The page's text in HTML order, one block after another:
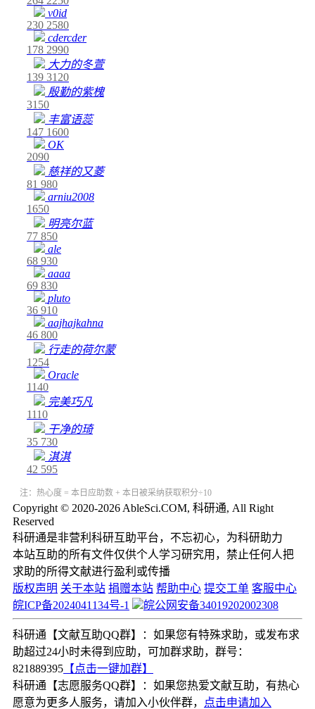
v0id
230 2580
cdercder
178 2990
大力的冬萱
139 3120
殷勤的紫槐
3150
丰富语蕊
147 1600
OK
2090
慈祥的又菱
81 980
arniu2008
1650
明亮尔蓝
77 850
ale
68 930
aaaa
69 830
pluto
36 910
aajhajkahna
46 800
行走的荷尔蒙
1254
Oracle
1140
完美巧凡
1110
干净的琦
35 730
淇淇
42 595
注：热心度 = 本日应助数 + 本日被采纳获取积分÷10
Copyright © 2020-2026 AbleSci.COM, 科研通, All Right
Reserved
科研通是非营利科研互助平台，不忘初心，为科研助力
本站互助的所有文件仅供个人学习研究用，禁止任何人把
求助的所得文献进行盈利或传播
版权声明 关于本站 捐赠本站 帮助中心 提交工单 客服中心
皖ICP备2024041134号-1
皖公网安备34019202002308
科研通【文献互助QQ群】：如果您有特殊求助，或发布求
助超过24小时未得到应助，可加群求助，群号：
821889395 【点击一键加群】
科研通【志愿服务QQ群】：如果您热爱文献互助，有热心
愿意为更多人服务，请加入小伙伴群，
点击申请加入